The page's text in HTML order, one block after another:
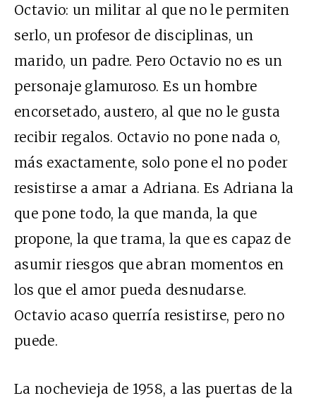
Octavio: un militar al que no le permiten
serlo, un profesor de disciplinas, un
marido, un padre. Pero Octavio no es un
personaje glamuroso. Es un hombre
encorsetado, austero, al que no le gusta
recibir regalos. Octavio no pone nada o,
más exactamente, solo pone el no poder
resistirse a amar a Adriana. Es Adriana la
que pone todo, la que manda, la que
propone, la que trama, la que es capaz de
asumir riesgos que abran momentos en
los que el amor pueda desnudarse.
Octavio acaso querría resistirse, pero no
puede.
La nochevieja de 1958, a las puertas de la